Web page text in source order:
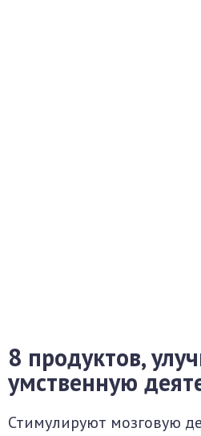
8 продуктов,
умственную
Стимулируют мозговую